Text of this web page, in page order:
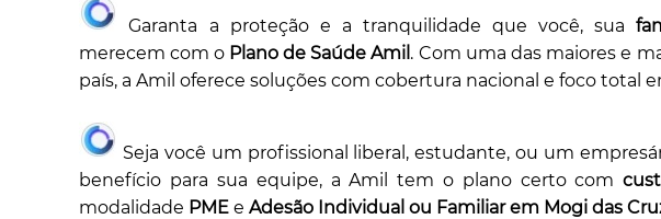
Garanta a proteção e a tranquilidade que você, sua
merecem com o Plano de Saúde Amil . Com uma das maiores e
país, a Amil oferece soluções com cobertura nacional e foco total
Seja você um profissional liberal, estudante, ou um
benefício para sua equipe, a Amil tem o plano certo com
modalidade PME eAdesão Individual ou Familiar em Mogi das